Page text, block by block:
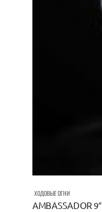
ХОДОВЫЕ ОГНИ
AMBASSADOR 9″